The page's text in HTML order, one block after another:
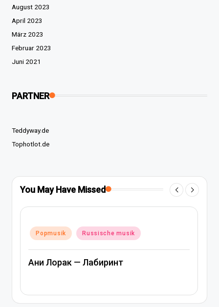
August 2023
April 2023
März 2023
Februar 2023
Juni 2021
PARTNER
Teddyway.de
Tophotlot.de
You May Have Missed
in
Popmusik
Russische musik
Артем Качер Ани Лорак –